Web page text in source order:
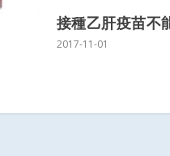
接種乙肝疫苗不
2017-11-01